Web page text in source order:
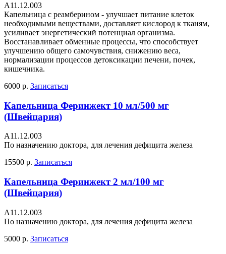
А11.12.003
Капельница с реамберином - улучшает питание клеток
необходимыми веществами, доставляет кислород к тканям,
усиливает энергетический потенциал организма.
Восстанавливает обменные процессы, что способствует
улучшению общего самочувствия, снижению веса,
нормализации процессов детоксикации печени, почек,
кишечника.
6000 р. Записаться
Капельница Феринжект 10 мл/500 мг
(Швейцария)
А11.12.003
По назначению доктора, для лечения дефицита железа
15500 р. Записаться
Капельница Феринжект 2 мл/100 мг
(Швейцария)
А11.12.003
По назначению доктора, для лечения дефицита железа
5000 р. Записаться